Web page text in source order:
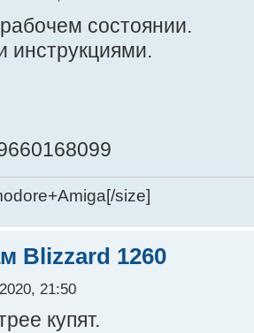
состоянии.
инструкциями.
size]
Blizzard 1260
21:50
купят.